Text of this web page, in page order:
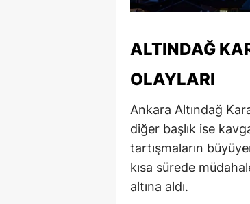
ALTINDAĞ
OLAYLARI
Ankara Altındağ
diğer başlık ise
tartışmaların
kısa sürede
altına aldı.